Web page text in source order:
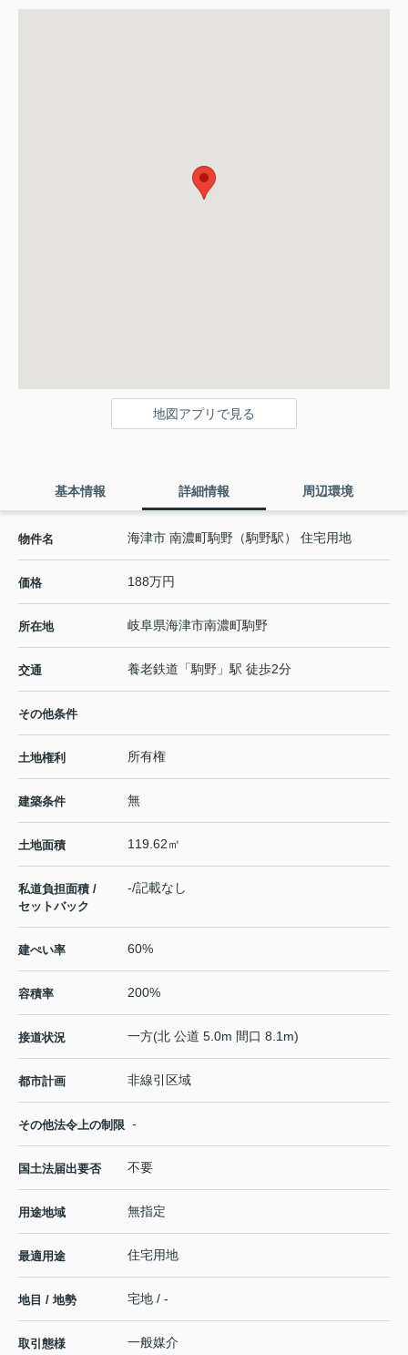
地図アプリで見る
基本情報 詳細情報 周辺環境
物件名 海津市 南濃町駒野（駒野駅） 住宅用地
価格 188万円
所在地 岐阜県海津市南濃町駒野
交通 養老鉄道 「駒野 」駅 徒歩2分
その他条件
土地権利 所有権
建築条件 無
土地面積 119.62㎡
私道負担面積 /
セットバック
-/記載なし
建ぺい率 60%
容積率 200%
接道状況 一方(北 公道 5.0m 間口 8.1m)
都市計画 非線引区域
その他法令上の制限 -
国土法届出要否 不要
用途地域 無指定
最適用途 住宅用地
地目 / 地勢 宅地 / -
取引態様 一般媒介